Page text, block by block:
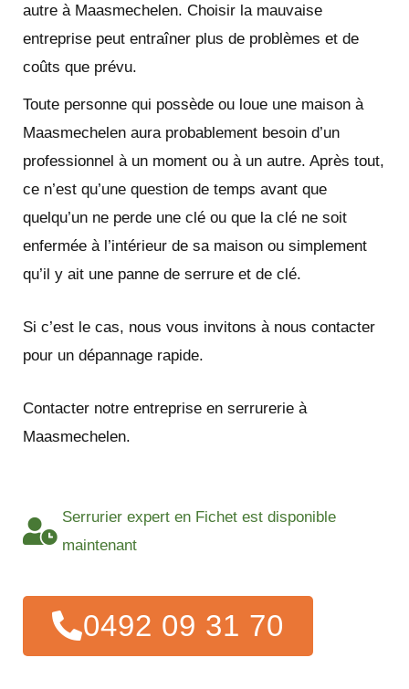
autre à Maasmechelen. Choisir la mauvaise
entreprise peut entraîner plus de problèmes et de
coûts que prévu.
Toute personne qui possède ou loue une maison à
Maasmechelen aura probablement besoin d’un
professionnel à un moment ou à un autre. Après tout,
ce n’est qu’une question de temps avant que
quelqu’un ne perde une clé ou que la clé ne soit
enfermée à l’intérieur de sa maison ou simplement
qu’il y ait une panne de serrure et de clé.
Si c’est le cas, nous vous invitons à nous contacter
pour un dépannage rapide.
Contacter notre entreprise en serrurerie à
Maasmechelen.
Serrurier expert en Fichet est disponible
maintenant
0492 09 31 70